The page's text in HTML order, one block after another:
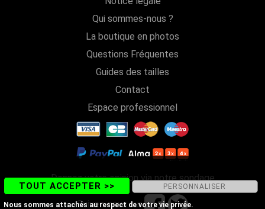
Qui sommes-nous ?
La boutique en photos
Questions Fréquentes
Guides des tailles
Contact
Espace professionnel
Donnez votre opinion via notre sondage
Suivez-nous sur
TOUT ACCEPTER >> PERSONNALISER
Nous sommes attachés au respect de votre vie privée.